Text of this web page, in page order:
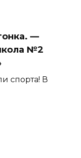
—
№2
спорта! В